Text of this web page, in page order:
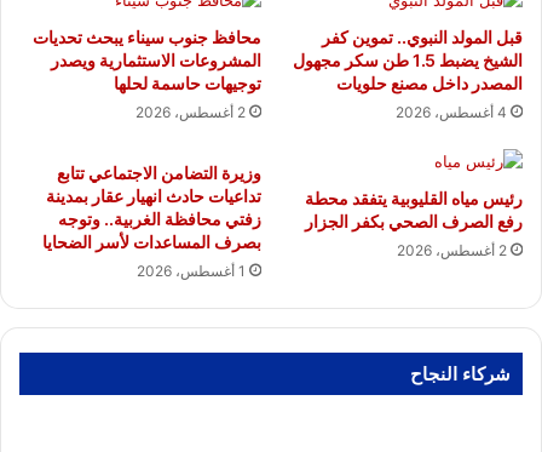
قبل المولد النبوي.. تموين كفر
الشيخ يضبط 1.5 طن سكر مجهول
المصدر داخل مصنع حلويات
4 أغسطس، 2026
محافظ جنوب سيناء يبحث تحديات
المشروعات الاستثمارية ويصدر
توجيهات حاسمة لحلها
2 أغسطس، 2026
رئيس مياه القليوبية يتفقد محطة
رفع الصرف الصحي بكفر الجزار
2 أغسطس، 2026
وزيرة التضامن الاجتماعي تتابع
تداعيات حادث انهيار عقار بمدينة
زفتي محافظة الغربية.. وتوجه
بصرف المساعدات لأسر الضحايا
1 أغسطس، 2026
شركاء النجاح